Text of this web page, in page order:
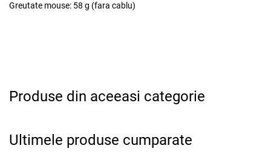
Greutate mouse: 58 g (fara cablu)
Produse din aceeasi categorie
Ultimele produse cumparate